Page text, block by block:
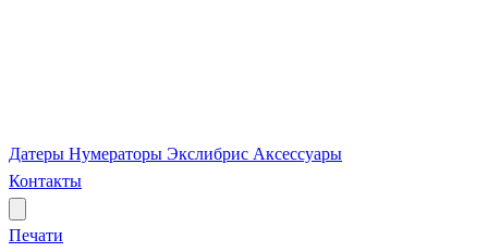
Датеры Нумераторы Экслибрис Аксессуары
Контакты
Печати